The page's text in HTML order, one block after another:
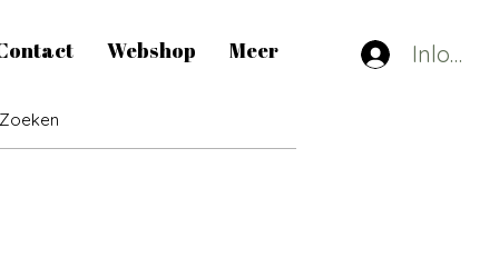
Webshop Meer